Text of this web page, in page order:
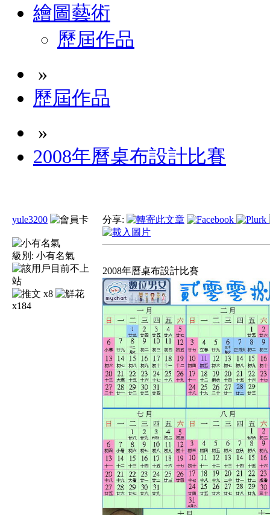
繪圖藝術
歷屆作品
»
歷屆作品
»
2008年曆桌布設計比賽
yule3200
級別: 小有名氣
x8
x184
分享:
2008年曆桌布設計比賽